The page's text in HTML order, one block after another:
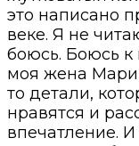
это написано
веке. Я не
боюсь. Боюсь к
моя жена
то детали,
нравятся и
впечатление.